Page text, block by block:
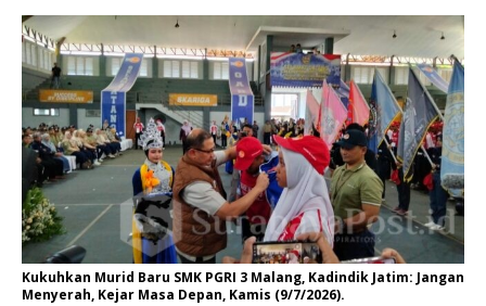
Kukuhkan Murid Baru SMK PGRI 3 Malang, Kadindik Jatim: Jangan
Menyerah, Kejar Masa Depan, Kamis (9/7/2026).